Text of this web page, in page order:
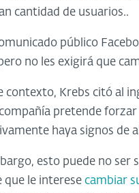
cantidad de usuarios..
público
no les exigirá que
contexto, Krebs citó al
pretende
haya signos de
esto puede no ser
que le interese cambiar